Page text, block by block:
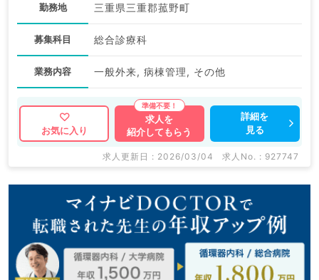
勤務地 三重県三重郡菰野町
募集科目 総合診療科
業務内容 一般外来, 病棟管理, その他
お気に入り
求人を
紹介してもらう
詳細を
見る
求人更新日 : 2026/03/04 求人No. : 927747